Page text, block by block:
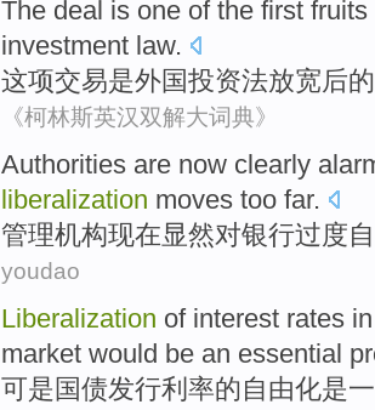
The deal is one ofthe first fruits
investment law.
这项交易是外国投资法放宽后的
《柯林斯英汉双解大词典》
Authorities are now clearly
liberalization moves too far.
管理机构现在显然对银行过度
youdao
Liberalization of interest rates
market would be an essential
可是 国债发行利率的 自由化是